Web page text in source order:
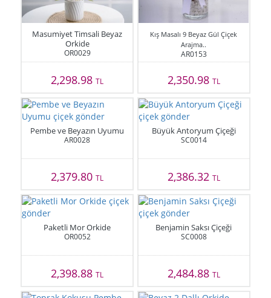
Masumiyet Timsali Beyaz
Orkide
OR0029
2,298.98TL
Kış Masalı 9 Beyaz Gül Çiçek
Arajma..
AR0153
2,350.98 TL
Pembe ve Beyazın Uyumu
AR0028
2,379.80TL
Büyük Antoryum Çiçeği
SC0014
2,386.32 TL
Paketli Mor Orkide
OR0052
2,398.88TL
Benjamin Saksı Çiçeği
SC0008
2,484.88 TL